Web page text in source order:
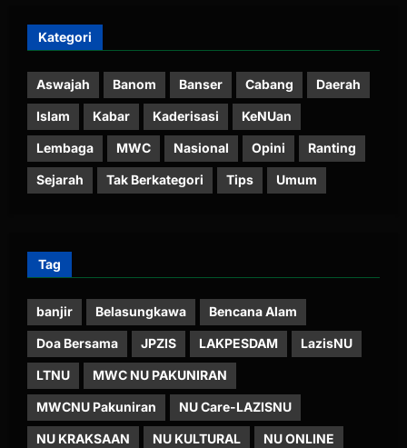
Kategori
Aswajah Banom Banser Cabang Daerah
Islam Kabar Kaderisasi KeNUan
Lembaga MWC Nasional Opini Ranting
Sejarah Tak Berkategori Tips Umum
Tag
banjir Belasungkawa Bencana Alam
Doa Bersama JPZIS LAKPESDAM LazisNU
LTNU MWC NU PAKUNIRAN
MWCNU Pakuniran NU Care-LAZISNU
NU KRAKSAAN NU KULTURAL NU ONLINE